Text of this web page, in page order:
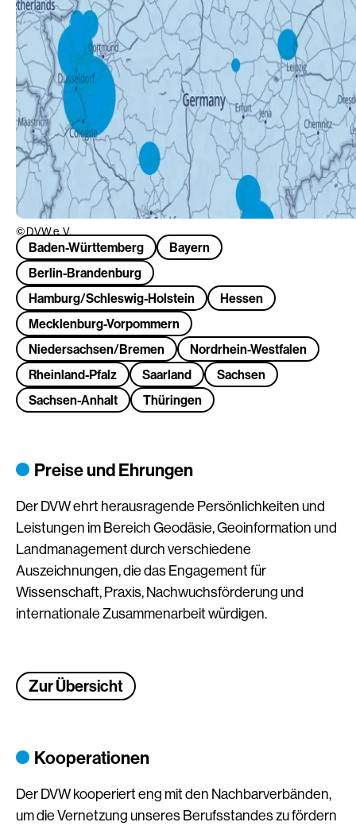
DVW e. V.
Baden-Württemberg
Bayern
Berlin-Brandenburg
Hamburg/Schleswig-Holstein
Hessen
Mecklenburg-Vorpommern
Niedersachsen/Bremen
Nordrhein-Westfalen
Rheinland-Pfalz
Saarland
Sachsen
Sachsen-Anhalt
Thüringen
Preise und Ehrungen
Der DVW ehrt herausragende Persönlichkeiten und
Leistungen im Bereich Geodäsie, Geoinformation und
Landmanagement durch verschiedene
Auszeichnungen, die das Engagement für
Wissenschaft, Praxis, Nachwuchsförderung und
internationale Zusammenarbeit würdigen.
Zur Übersicht
Kooperationen
Der DVW kooperiert eng mit den Nachbarverbänden,
um die Vernetzung unseres Berufsstandes zu fördern